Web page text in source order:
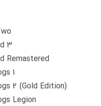
3
Remastered
1
2 (Gold Edition)
Legion